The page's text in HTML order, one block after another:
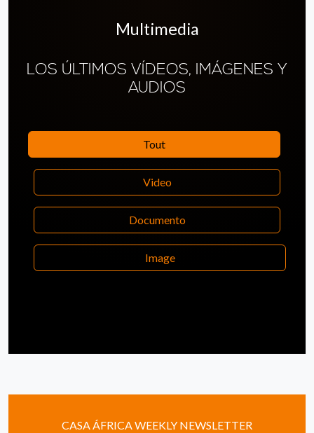
Multimedia
LOS ÚLTIMOS VÍDEOS, IMÁGENES Y
AUDIOS
Tout
Video
Documento
Image
CASA ÁFRICA WEEKLY NEWSLETTER